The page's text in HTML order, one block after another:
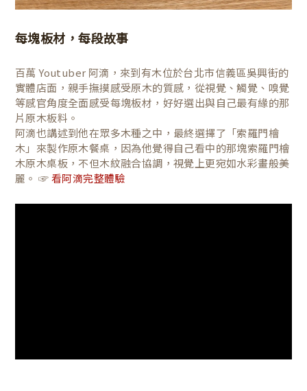
每塊板材，每段故事
百萬 Youtuber 阿滴，來到有木位於台北市信義區吳興街的
實體店面，親手撫摸感受原木的質感，從視覺、觸覺、嗅覺
等感官角度全面感受每塊板材，好好選出與自己最有緣的那
片原木板料。
阿滴也講述到他在眾多木種之中，最終選擇了「索羅門檜
木」來製作原木餐桌，因為他覺得自己看中的那塊索羅門檜
木原木桌板，不但木紋融合協調，視覺上更宛如水彩畫般美
麗。 ☞ 看阿滴完整體驗